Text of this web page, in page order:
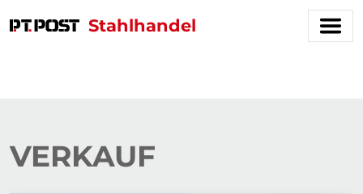
Stahlhandel
VERKAUF